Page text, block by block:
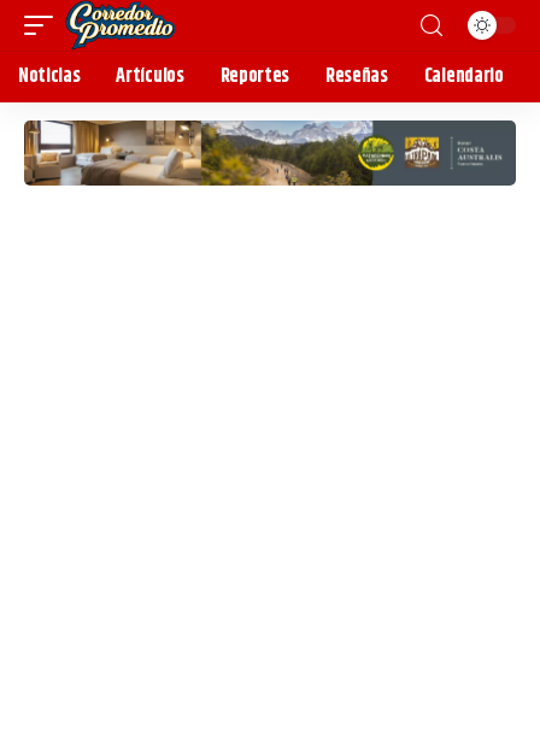
Noticias Artículos Reportes Reseñas Calendario